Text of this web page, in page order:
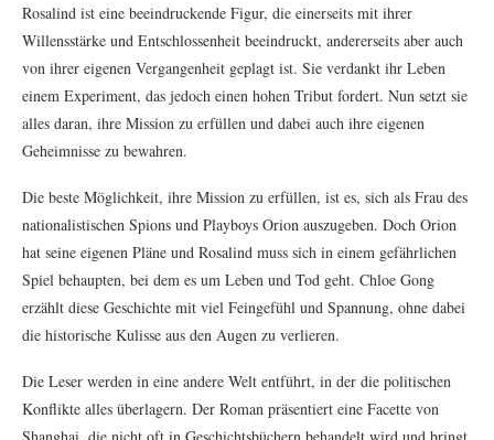
Rosalind ist eine beeindruckende Figur, die einerseits mit ihrer
Willensstärke und Entschlossenheit beeindruckt, andererseits aber auch
von ihrer eigenen Vergangenheit geplagt ist. Sie verdankt ihr Leben
einem Experiment, das jedoch einen hohen Tribut fordert. Nun setzt sie
alles daran, ihre Mission zu erfüllen und dabei auch ihre eigenen
Geheimnisse zu bewahren.
Die beste Möglichkeit, ihre Mission zu erfüllen, ist es, sich als Frau des
nationalistischen Spions und Playboys Orion auszugeben. Doch Orion
hat seine eigenen Pläne und Rosalind muss sich in einem gefährlichen
Spiel behaupten, bei dem es um Leben und Tod geht. Chloe Gong
erzählt diese Geschichte mit viel Feingefühl und Spannung, ohne dabei
die historische Kulisse aus den Augen zu verlieren.
Die Leser werden in eine andere Welt entführt, in der die politischen
Konflikte alles überlagern. Der Roman präsentiert eine Facette von